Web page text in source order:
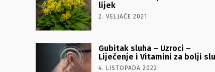
lijek
2. VELJAČE 2021.
Gubitak sluha – Uzroci –
Liječenje i Vitamini za bolji
4. LISTOPADA 2022.